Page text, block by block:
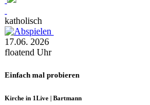
katholisch
17.06. 2026
floatend Uhr
Einfach mal probieren
Kirche in 1Live | Bartmann